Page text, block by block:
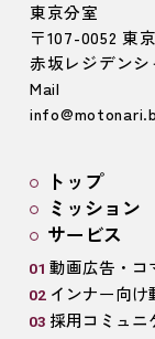
東京分室
〒107-0052 東
赤坂レジデンシ
Mail
トップ
ミッション
サービス
動画広告・コ
インナー向け
採用コミュニ